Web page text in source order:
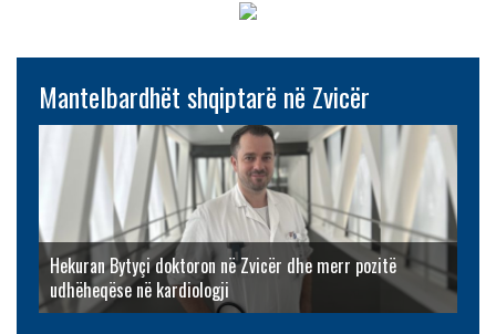
Mantelbardhët shqiptarë në Zvicër
Hekuran Bytyçi doktoron në Zvicër dhe merr pozitë
udhëheqëse në kardiologji